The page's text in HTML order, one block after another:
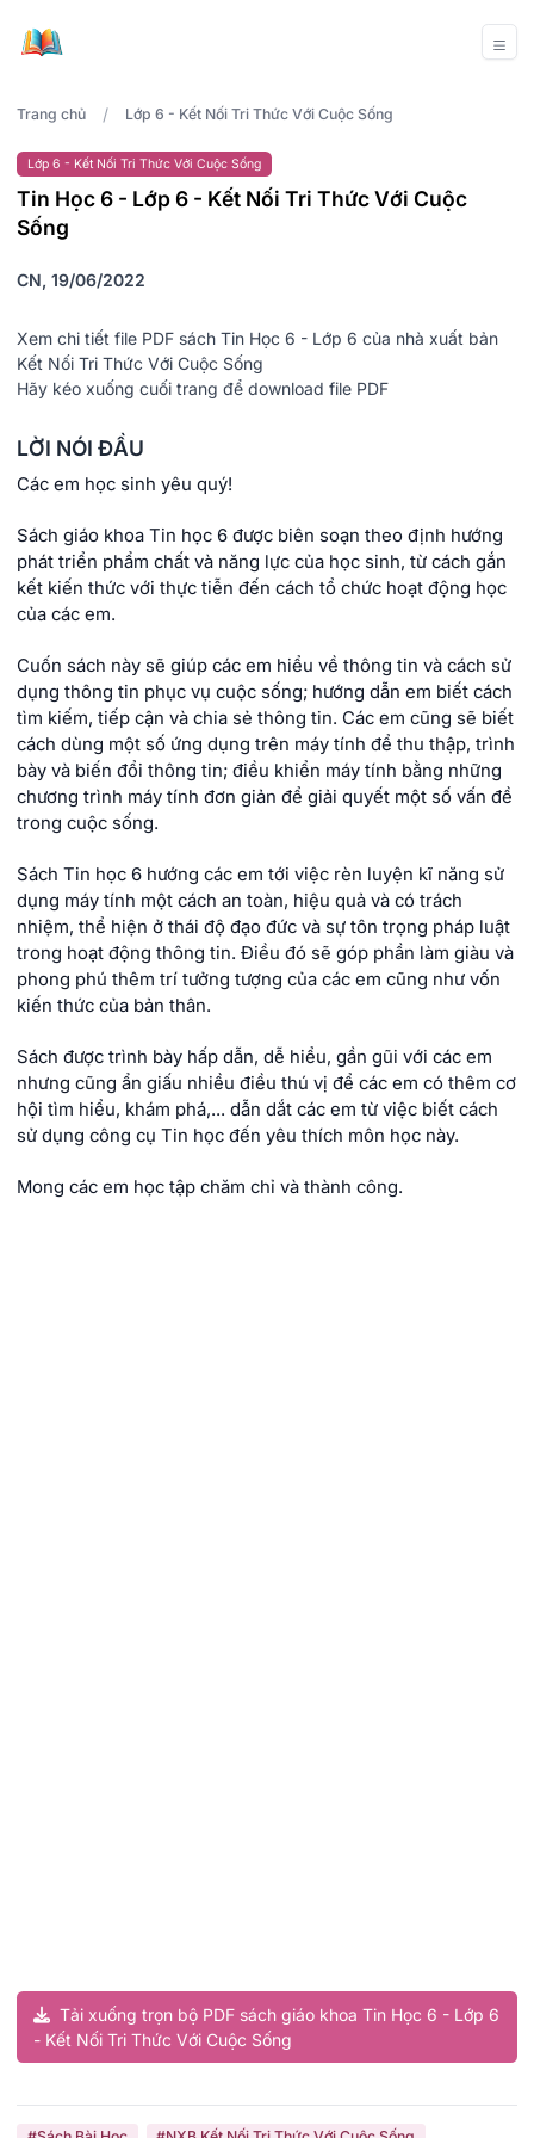
Trang chủ / Lớp 6 - Kết Nối Tri Thức Với Cuộc Sống
Lớp 6 - Kết Nối Tri Thức Với Cuộc Sống
Tin Học 6 - Lớp 6 - Kết Nối Tri Thức Với Cuộc
Sống
CN, 19/06/2022
Xem chi tiết file PDF sách Tin Học 6 - Lớp 6 của nhà xuất bản
Kết Nối Tri Thức Với Cuộc Sống
Hãy kéo xuống cuối trang để download file PDF
LỜI NÓI ĐẦU
Các em học sinh yêu quý!
Sách giáo khoa Tin học 6 được biên soạn theo định hướng
phát triển phẩm chất và năng lực của học sinh, từ cách gắn
kết kiến thức với thực tiễn đến cách tổ chức hoạt động học
của các em.
Cuốn sách này sẽ giúp các em hiểu về thông tin và cách sử
dụng thông tin phục vụ cuộc sống; hướng dẫn em biết cách
tìm kiếm, tiếp cận và chia sẻ thông tin. Các em cũng sẽ biết
cách dùng một số ứng dụng trên máy tính để thu thập, trình
bày và biến đổi thông tin; điều khiển máy tính bằng những
chương trình máy tính đơn giản để giải quyết một số vấn đề
trong cuộc sống.
Sách Tin học 6 hướng các em tới việc rèn luyện kĩ năng sử
dụng máy tính một cách an toàn, hiệu quả và có trách
nhiệm, thể hiện ở thái độ đạo đức và sự tôn trọng pháp luật
trong hoạt động thông tin. Điều đó sẽ góp phần làm giàu và
phong phú thêm trí tưởng tượng của các em cũng như vốn
kiến thức của bản thân.
Sách được trình bày hấp dẫn, dễ hiểu, gần gũi với các em
nhưng cũng ẩn giấu nhiều điều thú vị để các em có thêm cơ
hội tìm hiểu, khám phá,... dẫn dắt các em từ việc biết cách
sử dụng công cụ Tin học đến yêu thích môn học này.
Mong các em học tập chăm chỉ và thành công.
Tải xuống trọn bộ PDF sách giáo khoa Tin Học 6 - Lớp 6
- Kết Nối Tri Thức Với Cuộc Sống